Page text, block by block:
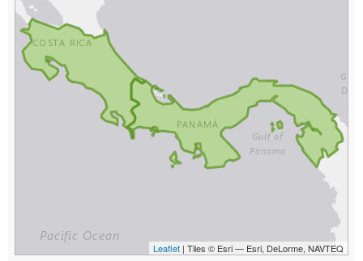
Leaflet | Tiles © Esri — Esri, DeLorme, NAVTEQ